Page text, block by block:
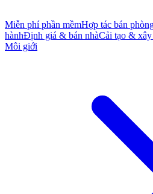
Miễn phí phần mềmHợp tác bán
hànhĐịnh giá & bán nhàCải tạo &
Môi giới